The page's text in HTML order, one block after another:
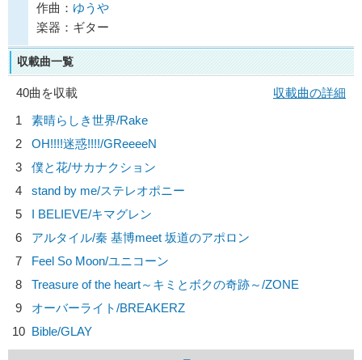
作曲： ゆうや
楽器：ギター
収載曲一覧
40曲を収載
収載曲の詳細
1
素晴らしき世界/Rake
2
OH!!!!迷惑!!!!/GReeeeN
3
僕と花/サカナクション
4
stand by me/ステレオポニー
5
I BELIEVE/キマグレン
6
アルタイル/秦 基博meet 坂道のアポロン
7
Feel So Moon/ユニコーン
8
Treasure of the heart～キミとボクの奇跡～/ZONE
9
オーバーライト/BREAKERZ
10 Bible/GLAY